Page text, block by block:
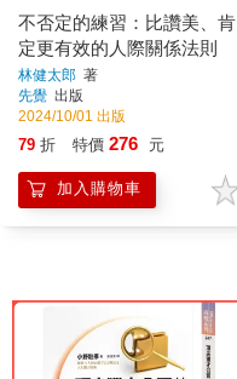
不否定的練習：比讚美、肯
定更有效的人際關係法則
林健太郎 著
先覺 出版
2024/10/01 出版
79 折 特價 276 元
加入購物車